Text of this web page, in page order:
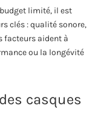
limité, il est
clés : qualité sonore,
facteurs aident à
ou la longévité
casques